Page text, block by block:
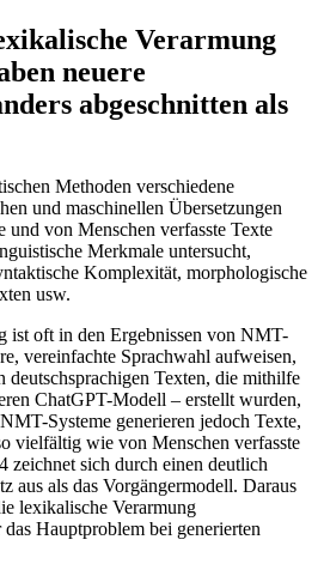
Verarmung
neuere
abgeschnitten als
Methoden verschiedene
und maschinellen Übersetzungen
und von Menschen verfasste Texte
Merkmale untersucht,
Komplexität, morphologische
usw.
ist oft in den Ergebnissen von NMT-
vereinfachte Sprachwahl aufweisen,
deutschsprachigen Texten, die mithilfe
ChatGPT-Modell – erstellt wurden,
Systeme generieren jedoch Texte,
vielfältig wie von Menschen verfasste
zeichnet sich durch einen deutlich
aus als das Vorgängermodell. Daraus
lexikalische Verarmung
Hauptproblem bei generierten